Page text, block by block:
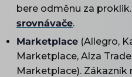
bere odměnu za
srovnávače.
Marketplace (Allegro,
Marketplace, Alza
Marketplace). Zákazník